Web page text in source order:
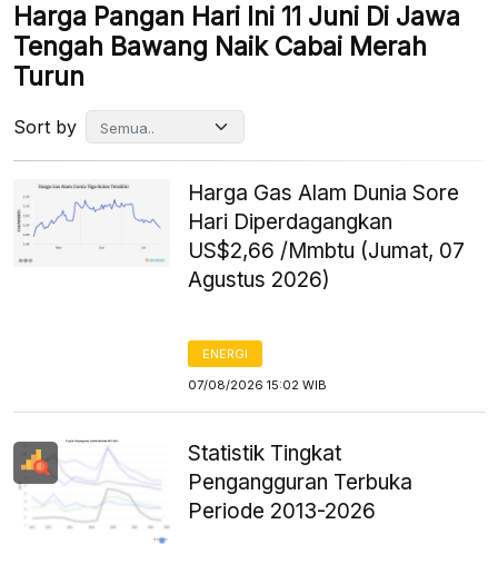
Harga Pangan Hari Ini 11 Juni Di Jawa
Tengah Bawang Naik Cabai Merah
Turun
Sort by
Harga Gas Alam Dunia Sore
Hari Diperdagangkan
US$2,66 /Mmbtu (Jumat, 07
Agustus 2026)
ENERGI
07/08/2026 15:02 WIB
Statistik Tingkat
Pengangguran Terbuka
Periode 2013-2026